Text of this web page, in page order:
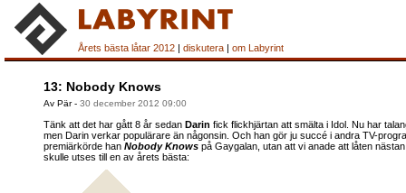
Årets bästa låtar 2012 | diskutera | om Labyrint
13: Nobody Knows
Av Pär- 30 december 2012 09:00
Tänk att det har gått 8 år sedan Darin fick flickhjärtan att smälta i Idol. Nu har
men Darin verkar populärare än någonsin. Och han gör ju succé i andra TV-
premiärkörde han Nobody Knows på Gaygalan, utan att vi anade att låten
skulle utses till en av årets bästa: